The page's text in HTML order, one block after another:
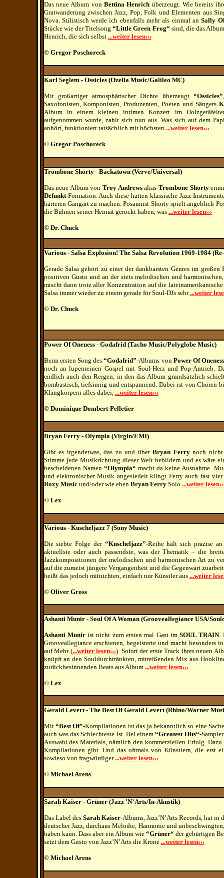
Das neue Album von Bettina Henrich überzeugt. Wie bereits
Gratwanderung zwischen Jazz, Pop, Folk und Elementen aus
Nova. Stilistisch werde ich ebenfalls mehr als einmal anSally
Stücke wie der Titelsong“Little Green Frog“ sind, die das
Henrich, die sich selbst ...weiter lesen›››
© Gregor Poschoreck
Karl Seglem - Ossicles (Ozella Music/Galileo MC)
Mit großartiger atmosphärischer Dichte überzeugt “Ossicles”
Saxofonisten, Komponisten, Produzenten, Poeten und Sängers
Album in einem kleinen intimen Konzert im Holzgetäfelten
aufgenommen wurde, zahlt sich nun aus. Was sich auf dem
anhört, funktioniert tatsächlich mit höchsten ...weiter lesen›››
© Gregor Poschoreck
Trombone Shorty - Backatown (Verve/Universal)
Das neue Album vonTroy AndrewsaliasTrombone Shorty
Defunkt-Formation. Auch diese hatten klassische Jazz-
härteren Gangart zu machen. Posaunist Shorty spielt angeblich
die Bühnen seiner Heimat gerockt haben, was ...weiter lesen›››
© Dr. Chuck
Various - Salsa Explosion! The Salsa Revolution 1969-1984
Gerade Salsa gehört zu einer der dankbarsten Genres im
positiven Gusto und an der stets melodischen und
mischt dann trotz aller Konzentration auf die
Salsa immer wieder zu einem gerade für Soul-DJs sehr...weiter
© Dr. Chuck
Power Of Oneness - Godafrid (Tacho Music/Polyglobe Music)
Beim ersten Song des“Godafrid”-Albums von Power Of
noch an lupenreinen Gospel mit Soul-Herz und Pop-Antrieb.
endlich auch den Reigen, in den das Album grundsätzlich
bombastisch, tiefsinnig und entspannend. Dabei ist von Chören
Klangkörpern alles dabei, ...weiter lesen›››
© Dominique Dombert-Pelletier
Bryan Ferry - Olympia (Virgin/EMI)
Gibt es irgendetwas, das zu und überBryan Ferrynoch nicht
Stimme jede Musikrichtung dieser Welt bebildern und es wäre
bescheidenen Namen “Olympia“ macht da keine Ausnahme.
und elektronischer Musik angesiedelt klingt Ferry auch fast
Roxy Musicund/oder wie eben Bryan FerrySolo ...weiter
© Lex
Various - Kuscheljazz 7 (Sony Music)
Die siebte Folge der “Kuscheljazz”-Reihe hält sich präzise
aktuellste oder auch passendste, was der Thematik – die
Jazzkompositionen der melodischen und harmonischen Art zu
auf die zumeist jüngere Vergangenheit und die Gegenwart
heißt das jedoch mitnichten, einfach nur Künstler aus ...weiter
© Oliver Gross
Ashanti Munir - Soul Of A Woman (Grooveallegiance USA/
Ashanti Munirist nicht zum ersten mal Gast imSOUL TRAIN.
Grooveallegiance erschienen, begeisterte und macht
auf Mehr (...weiter lesen›››). Sofort der erste Track ihres neuen
knüpft an den Souldurchtränkten, mitreißenden Mix aus
zurückbesinnenden Beats aus Album ...weiter lesen›››
© Lex
Gerald Levert - The Best Of Gerald Levert (Rhino/Warner
Mit “Best Of”-Kompilationen ist das ja bekanntlich so eine
auch was das Schlechteste ist. Bei einem“Greatest Hits“-
Auswahl des Materials, nämlich den kommerziellen Erfolg.
Kompilationen gibt. Und das oftmals von Künstlern, die erst
sowieso von fragwürdiger...weiter lesen›››
© Michael Arens
Sarah Kaiser - Grüner (Jazz ’N’ Arts/In-Akustik)
Das Label des Sarah Kaiser-Albums, Jazz’N’Arts Records, hat in
deutscher Jazz, durchaus Melodie, Harmonie und
haben kann. Dass aber ein Album wie “Grüner“ der gebürtigen
setzt dem Gusto von Jazz’N’Arts die Krone ...weiter lesen›››
© Michael Arens